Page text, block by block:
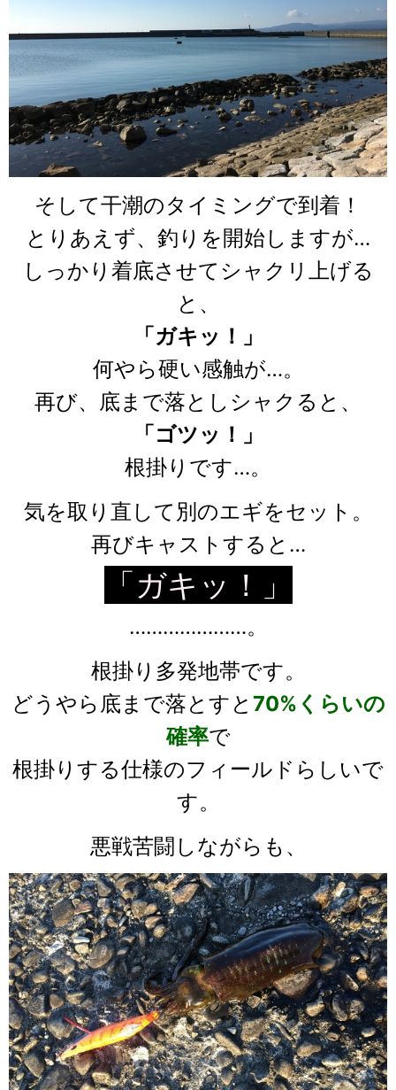
そして干潮のタイミングで到着！
とりあえず、釣りを開始しますが…
しっかり着底させてシャクリ上げる
と、
「ガキッ！」
何やら硬い感触が…。
再び、底まで落としシャクると、
「ゴツッ！」
根掛りです…。
気を取り直して別のエギをセット。
再びキャストすると…
「ガキッ！」
…………………。
根掛り多発地帯です。
どうやら底まで落とすと 70%くらいの
確率で
根掛りする仕様のフィールドらしいで
す。
悪戦苦闘しながらも、